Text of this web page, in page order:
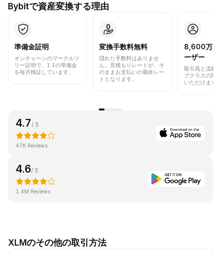
Bybitで資産変換する理由
準備金証明
オンチェーンのマークルツ
リー証明で、1:1の準備金
を毎月検証しています。
変換手数料無料
隠れた手数料はありませ
ん。見積もりレートが、そ
のままお支払いの最終レー
トとなります。
8,600万人
ーザー
取引高と流動
プクラスの取
いただけます
4.7 / 5
47K Reviews
4.6/ 5
1.4M Reviews
XLMのその他の取引方法